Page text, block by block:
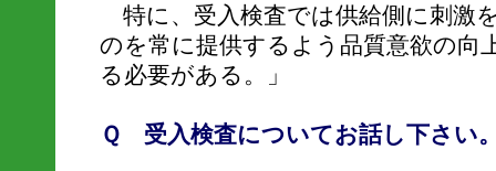
特に、受入検査では供給側に刺激
のを常に提供するよう品質意欲の向
る必要がある。」
Ｑ 受入検査についてお話し下さい